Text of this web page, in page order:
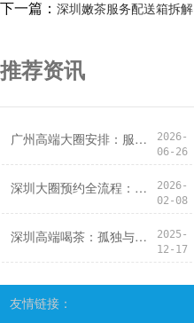
下一篇： 深圳嫩茶服务配送箱拆解
推荐资讯
‌广州高端大圈安排‌：服务安排的痛点分析
2026-
06-26
深圳大圈预约全流程：从咨询到服务
2026-
02-08
深圳高端喝茶：孤独与狂欢的交织，你属于哪一种？
2025-
12-17
友情链接：